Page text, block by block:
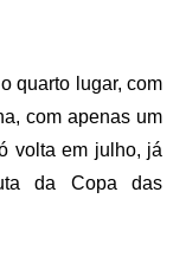
quarto lugar, com
com apenas um
volta em julho, já
da Copa das